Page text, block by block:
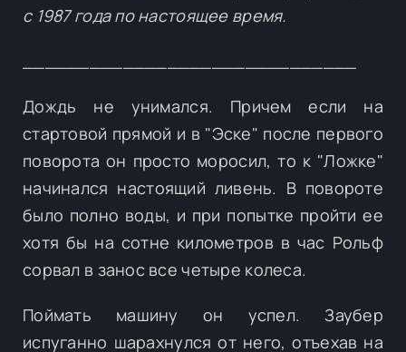
с 1987 года по настоящее время.
Дождь не унимался. Причем если на
стартовой прямой и в "Эске" после первого
поворота он просто моросил, то к "Ложке"
начинался настоящий ливень. В повороте
было полно воды, и при попытке пройти ее
хотя бы на сотне километров в час Рольф
сорвал в занос все четыре колеса.
Поймать машину он успел. Заубер
испуганно шарахнулся от него, отъехав на